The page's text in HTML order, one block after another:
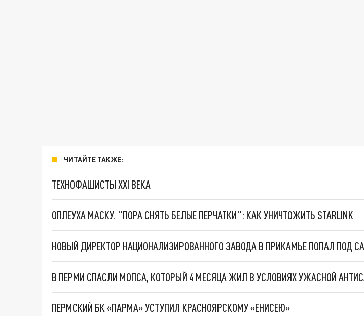
ЧИТАЙТЕ ТАКЖЕ:
ТЕХНОФАШИСТЫ XXI ВЕКА
ОПЛЕУХА МАСКУ. "ПОРА СНЯТЬ БЕЛЫЕ ПЕРЧАТКИ": КАК УНИЧТОЖИТЬ STARLINK
В ПЕРМИ СПАСЛИ МОПСА, КОТОРЫЙ 4 МЕСЯЦА ЖИЛ В УСЛОВИЯХ УЖАСНОЙ
ПЕРМСКИЙ БК «ПАРМА» УСТУПИЛ КРАСНОЯРСКОМУ «ЕНИСЕЮ»